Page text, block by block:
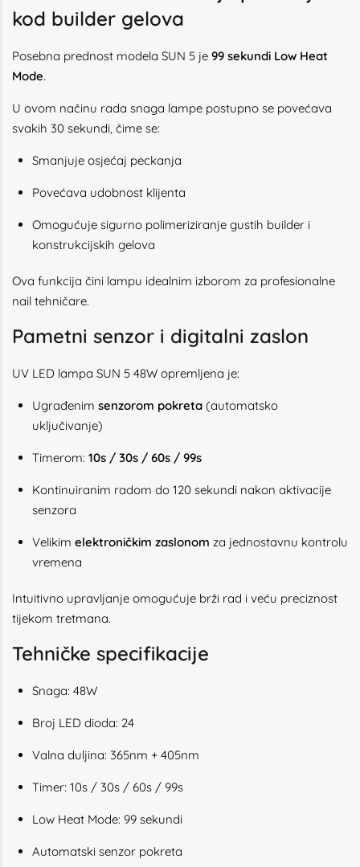
kod builder gelova
Posebna prednost modela SUN 5 je 99 sekundi Low Heat
Mode.
U ovom načinu rada snaga lampe postupno se povećava
svakih 30 sekundi, čime se:
Smanjuje osjećaj peckanja
Povećava udobnost klijenta
Omogućuje sigurno polimeriziranje gustih builder i
konstrukcijskih gelova
Ova funkcija čini lampu idealnim izborom za profesionalne
nail tehničare.
Pametni senzor i digitalni zaslon
UV LED lampa SUN 5 48W opremljena je:
Ugrađenim senzorom pokreta (automatsko
uključivanje)
Timerom: 10s / 30s / 60s / 99s
Kontinuiranim radom do 120 sekundi nakon aktivacije
senzora
Velikim elektroničkim zaslonom za jednostavnu kontrolu
vremena
Intuitivno upravljanje omogućuje brži rad i veću preciznost
tijekom tretmana.
Tehničke specifikacije
Snaga: 48W
Broj LED dioda: 24
Valna duljina: 365nm + 405nm
Timer: 10s / 30s / 60s / 99s
Low Heat Mode: 99 sekundi
Automatski senzor pokreta